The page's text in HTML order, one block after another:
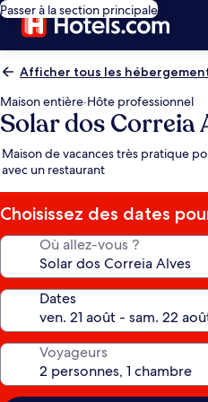
Passer à la section principale
Afficher tous les
Maison entière·Hôte professionnel
Solar dos Correia
Maison de vacances très pratique
avec un restaurant
Choisissez des dates
Où allez-vous ?
Dates
Voyageurs